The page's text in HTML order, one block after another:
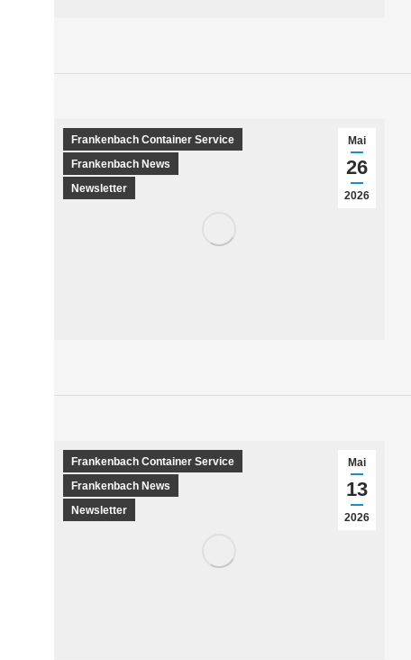
Mai
26
2026
Frankenbach Container Service
Frankenbach News
Newsletter
Mai
13
2026
Frankenbach Container Service
Frankenbach News
Newsletter